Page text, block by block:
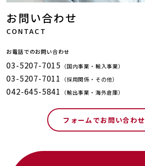
お問い合わせ
CONTACT
お電話でのお問い合わせ
03-5207-7015 （国内事業・輸入事業）
03-5207-7011 （採用関係・その他）
042-645-5841 （輸出事業・海外倉庫）
フォームでお問い合わせ